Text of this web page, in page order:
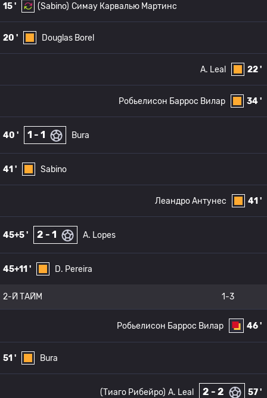
15 ' (Sabino) Симау Карвалью Мартинс
20 ' Douglas Borel
22 '
A. Leal
34 '
Робьелисон Баррос Вилар
40 ' 1 - 1 Bura
41 ' Sabino
41 '
Леандро Антунес
45+5 ' 2 - 1 A. Lopes
45+11 ' D. Pereira
2-Й ТАЙМ 1-3
46 '
Робьелисон Баррос Вилар
51 ' Bura
57 '
2 - 2
A. Leal
(Тиаго Рибейро)